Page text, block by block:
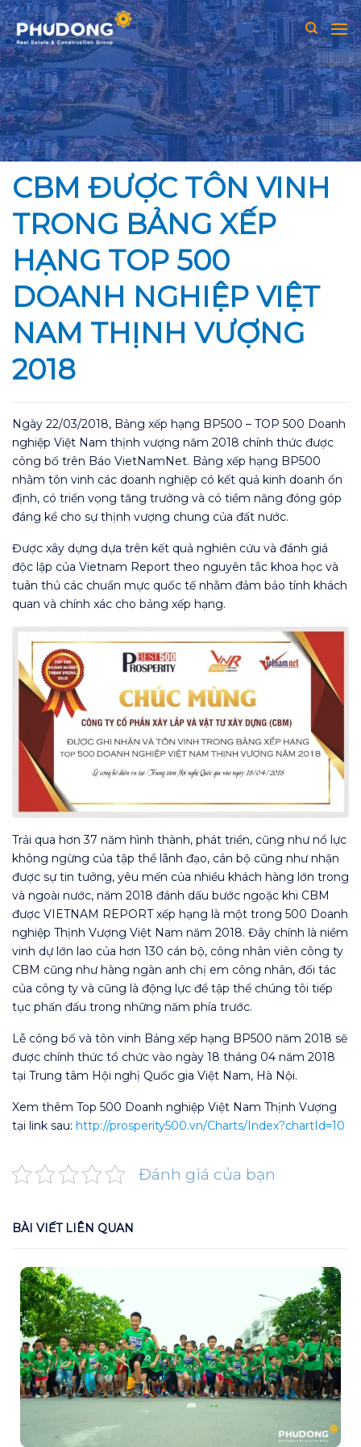
Skip
to
content
CBM ĐƯỢC TÔN VINH
TRONG BẢNG XẾP
HẠNG TOP 500
DOANH NGHIỆP VIỆT
NAM THỊNH VƯỢNG
2018
Ngày 22/03/2018, Bảng xếp hạng BP500 – TOP 500 Doanh
nghiệp Việt Nam thịnh vượng năm 2018 chính thức được
công bố trên Báo VietNamNet. Bảng xếp hạng BP500
nhằm tôn vinh các doanh nghiệp có kết quả kinh doanh ổn
định, có triển vọng tăng trưởng và có tiềm năng đóng góp
đáng kể cho sự thịnh vượng chung của đất nước.
Được xây dựng dựa trên kết quả nghiên cứu và đánh giá
độc lập của Vietnam Report theo nguyên tắc khoa học và
tuân thủ các chuẩn mực quốc tế nhằm đảm bảo tính khách
quan và chính xác cho bảng xếp hạng.
Trải qua hơn 37 năm hình thành, phát triển, cũng như nổ lực
không ngừng của tập thể lãnh đạo, cán bộ cũng như nhận
được sự tin tưởng, yêu mến của nhiều khách hàng lớn trong
và ngoài nước, năm 2018 đánh dấu bước ngoặc khi CBM
được VIETNAM REPORT xếp hạng là một trong 500 Doanh
nghiệp Thịnh Vượng Việt Nam năm 2018. Đây chính là niềm
vinh dự lớn lao của hơn 130 cán bộ, công nhân viên công ty
CBM cũng như hàng ngàn anh chị em công nhân, đối tác
của công ty và cũng là động lực để tập thể chúng tôi tiếp
tục phấn đấu trong những năm phía trước.
Lễ công bố và tôn vinh Bảng xếp hạng BP500 năm 2018 sẽ
được chính thức tổ chức vào ngày 18 tháng 04 năm 2018
tại Trung tâm Hội nghị Quốc gia Việt Nam, Hà Nội.
Xem thêm Top 500 Doanh nghiệp Việt Nam Thịnh Vượng
tại link sau: http://prosperity500.vn/Charts/Index?chartId=10
Đánh giá của bạn
BÀI VIẾT LIÊN QUAN